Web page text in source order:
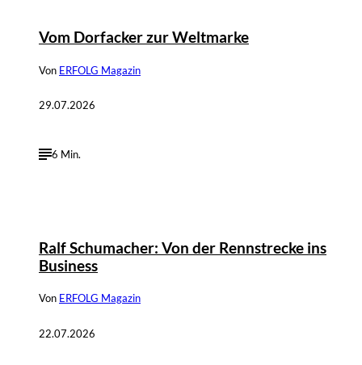
Vom Dorfacker zur Weltmarke
Von ERFOLG Magazin
29.07.2026
6 Min.
Ralf Schumacher: Von der Rennstrecke ins
Business
Von ERFOLG Magazin
22.07.2026